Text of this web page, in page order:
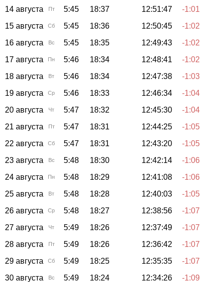
14 августа
Пт 5:45 18:37 12:51:47
-1:01
15 августа
Сб 5:45 18:36 12:50:45
-1:02
16 августа
Вс 5:45 18:35 12:49:43
-1:02
17 августа
Пн 5:46 18:34 12:48:41
-1:02
18 августа
Вт 5:46 18:34 12:47:38
-1:03
19 августа
Ср 5:46 18:33 12:46:34
-1:04
20 августа
Чт 5:47 18:32 12:45:30
-1:04
21 августа
Пт 5:47 18:31 12:44:25
-1:05
22 августа
Сб 5:47 18:31 12:43:20
-1:05
23 августа
Вс 5:48 18:30 12:42:14
-1:06
24 августа
Пн 5:48 18:29 12:41:08
-1:06
25 августа
Вт 5:48 18:28 12:40:03
-1:05
26 августа
Ср 5:48 18:27 12:38:56
-1:07
27 августа
Чт 5:49 18:26 12:37:49
-1:07
28 августа
Пт 5:49 18:26 12:36:42
-1:07
29 августа
Сб 5:49 18:25 12:35:35
-1:07
30 августа
Вс 5:49 18:24 12:34:26 -1:09